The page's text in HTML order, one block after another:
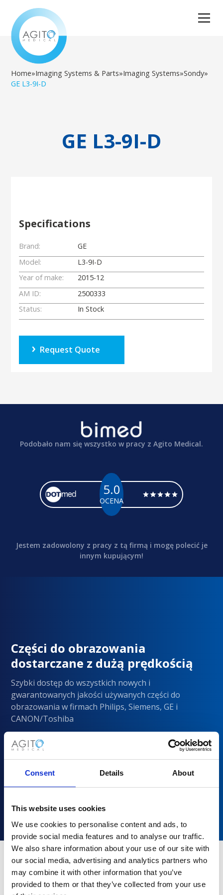
Consent Details About
This website uses cookies
We use cookies to personalise content and ads, to
provide social media features and to analyse our traffic.
We also share information about your use of our site with
our social media, advertising and analytics partners who
may combine it with other information that you’ve
provided to them or that they’ve collected from your use
Home»Imaging Systems & Parts»Imaging Systems»Sondy»
GE L3-9I-D
GE L3-9I-D
Specifications
Brand:
GE
Model:
L3-9I-D
Year of make:
2015-12
AM ID:
2500333
Status:
In Stock
Request Quote
Podobało nam się wszystko w pracy z Agito Medical.
5.0
OCENA
Jestem zadowolony z pracy z tą firmą i mogę polecić je
innym kupującym!
Części do obrazowania
dostarczane z dużą prędkością
Szybki dostęp do wszystkich nowych i
gwarantowanych jakości używanych części do
obrazowania w firmach Philips, Siemens, GE i
CANON/Toshiba
Dlaczego warto wybrać Agito